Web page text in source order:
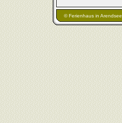
© Ferienhaus in Arendsee